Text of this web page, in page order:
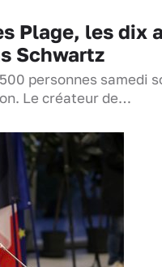
Plage, les dix
Schwartz
personnes samedi
Le créateur de…